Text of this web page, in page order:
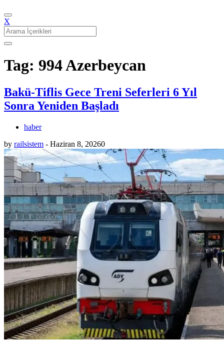
X
Search
for:
Tag: 994 Azerbeycan
Bakü-Tiflis Gece Treni Seferleri 6 Yıl
Sonra Yeniden Başladı
haber
by railsistem - Haziran 8, 20260